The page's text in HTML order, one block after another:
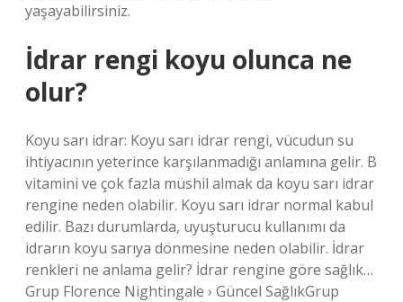
yaşayabilirsiniz.
İdrar rengi koyu olunca ne
olur?
Koyu sarı idrar: Koyu sarı idrar rengi, vücudun su
ihtiyacının yeterince karşılanmadığı anlamına gelir. B
vitamini ve çok fazla müshil almak da koyu sarı idrar
rengine neden olabilir. Koyu sarı idrar normal kabul
edilir. Bazı durumlarda, uyuşturucu kullanımı da
idrarın koyu sarıya dönmesine neden olabilir. İdrar
renkleri ne anlama gelir? İdrar rengine göre sağlık…
Grup Florence Nightingale › Güncel SağlıkGrup